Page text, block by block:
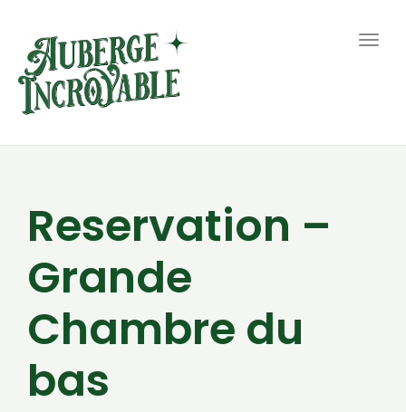
Reservation –
Grande
Chambre du
bas